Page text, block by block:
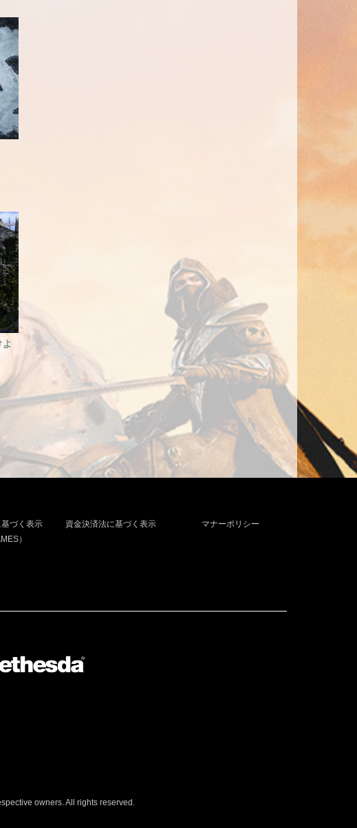
づく表示
）
資金決済法に基づく表示 マナーポリシー
owners. All rights reserved.